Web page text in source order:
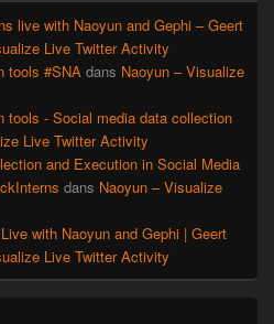
live with Naoyun and Gephi – Geert
Live Twitter Activity
tools #SNA dans Naoyun – Visualize
tools - Social media data collection
Live Twitter Activity
and Execution in Social Media
dans Naoyun – Visualize
with Naoyun and Gephi | Geert
Live Twitter Activity